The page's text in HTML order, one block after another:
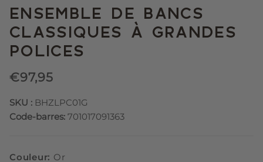
ENSEMBLE DE BANCS
CLASSIQUES À GRANDES
POLICES
€97,95
SKU : BHZLPC01G
Code-barres: 701017091363
Couleur: Or